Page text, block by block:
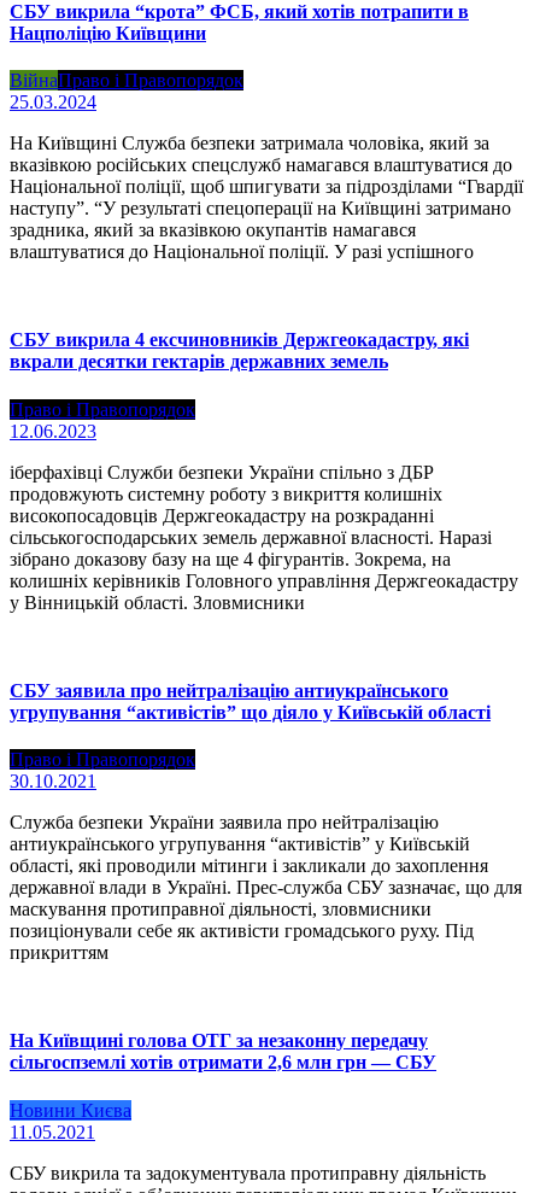
СБУ викрила “крота” ФСБ, який хотів потрапити в
Нацполіцію Київщини
ВійнаПраво і Правопорядок
25.03.2024
На Київщині Служба безпеки затримала чоловіка, який за
вказівкою російських спецслужб намагався влаштуватися до
Національної поліції, щоб шпигувати за підрозділами “Гвардії
наступу”. “У результаті спецоперації на Київщині затримано
зрадника, який за вказівкою окупантів намагався
влаштуватися до Національної поліції. У разі успішного
СБУ викрила 4 ексчиновників Держгеокадастру, які
вкрали десятки гектарів державних земель
Право і Правопорядок
12.06.2023
іберфахівці Служби безпеки України спільно з ДБР
продовжують системну роботу з викриття колишніх
високопосадовців Держгеокадастру на розкраданні
сільськогосподарських земель державної власності. Наразі
зібрано доказову базу на ще 4 фігурантів. Зокрема, на
колишніх керівників Головного управління Держгеокадастру
у Вінницькій області. Зловмисники
СБУ заявила про нейтралізацію антиукраїнського
угрупування “активістів” що діяло у Київській області
Право і Правопорядок
30.10.2021
Служба безпеки України заявила про нейтралізацію
антиукраїнського угрупування “активістів” у Київській
області, які проводили мітинги і закликали до захоплення
державної влади в Україні. Прес-служба СБУ зазначає, що для
маскування протиправної діяльності, зловмисники
позиціонували себе як активісти громадського руху. Під
прикриттям
На Київщині голова ОТГ за незаконну передачу
сільгоспземлі хотів отримати 2,6 млн грн — СБУ
Новини Києва
11.05.2021
СБУ викрила та задокументувала протиправну діяльність